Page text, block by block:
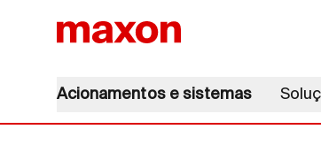
Acionamentos e sistemas